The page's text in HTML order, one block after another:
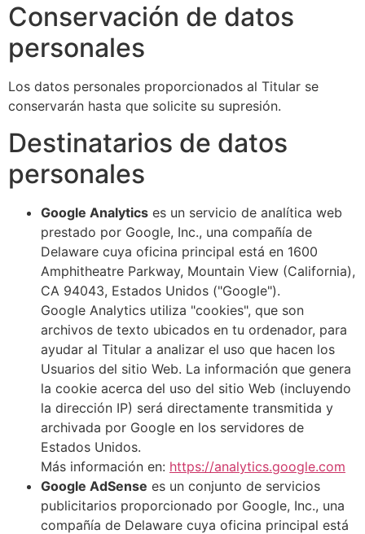
Conservación de datos
personales
Los datos personales proporcionados al Titular se
conservarán hasta que solicite su supresión.
Destinatarios de datos
personales
Google Analytics es un servicio de analítica web
prestado por Google, Inc., una compañía de
Delaware cuya oficina principal está en 1600
Amphitheatre Parkway, Mountain View (California),
CA 94043, Estados Unidos ("Google").
Google Analytics utiliza "cookies", que son
archivos de texto ubicados en tu ordenador, para
ayudar al Titular a analizar el uso que hacen los
Usuarios del sitio Web. La información que genera
la cookie acerca del uso del sitio Web (incluyendo
la dirección IP) será directamente transmitida y
archivada por Google en los servidores de
Estados Unidos.
Más información en: https://analytics.google.com
Google AdSense es un conjunto de servicios
publicitarios proporcionado por Google, Inc., una
compañía de Delaware cuya oficina principal está